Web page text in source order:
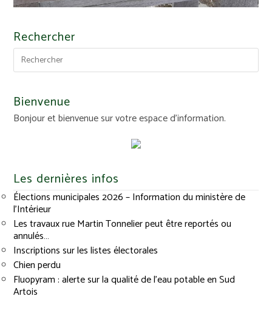
Rechercher
Bienvenue
Bonjour et bienvenue sur votre espace d'information.
Les dernières infos
Élections municipales 2026 – Information du ministère de
l’Intérieur
Les travaux rue Martin Tonnelier peut être reportés ou
annulés…
Inscriptions sur les listes électorales
Chien perdu
Fluopyram : alerte sur la qualité de l’eau potable en Sud
Artois